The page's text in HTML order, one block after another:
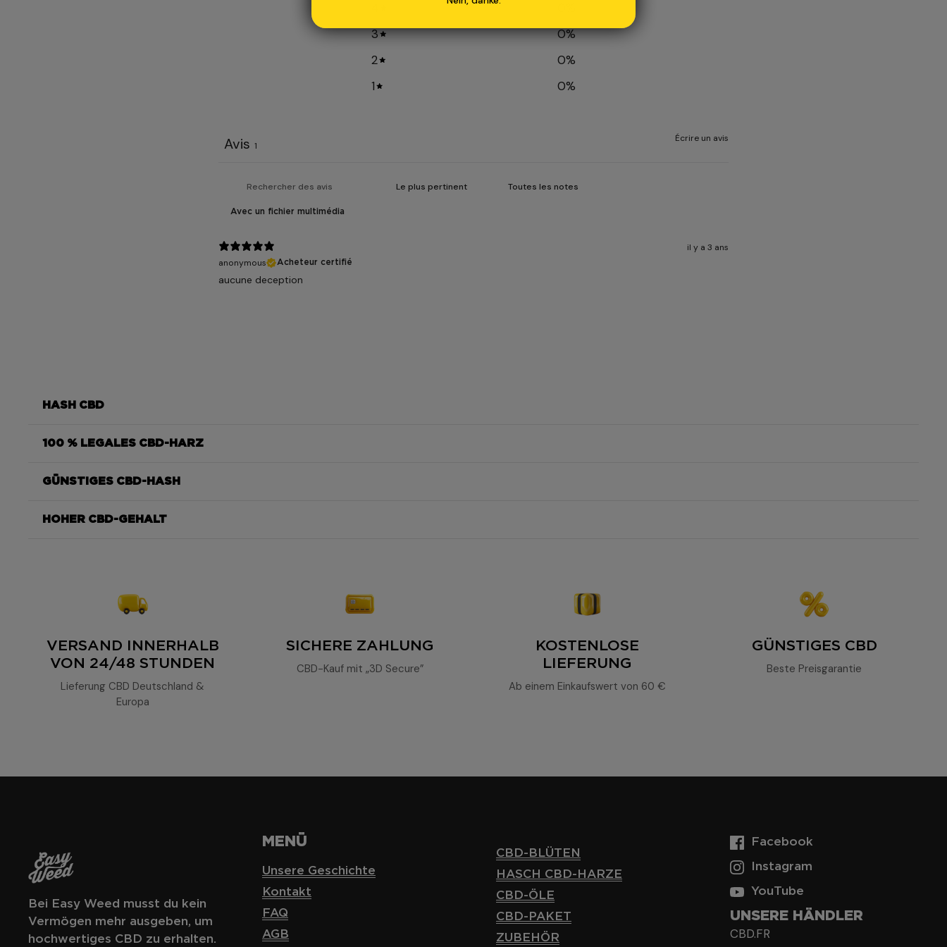
3
0%
2
0%
1
0%
Écrire un avis
Avis 1
Avec un fichier multimédia
il y a 3 ans
anonymous
Acheteur certifié
aucune deception
HASH CBD
100 % LEGALES CBD-HARZ
Le Jaune
GÜNSTIGES CBD-HASH
HOHER CBD-GEHALT
VERSAND INNERHALB
VON 24/48 STUNDEN
Lieferung CBD Deutschland &
Europa
SICHERE ZAHLUNG
CBD-Kauf mit „3D Secure”
KOSTENLOSE
LIEFERUNG
Ab einem Einkaufswert von 60 €
GÜNSTIGES CBD
Beste Preisgarantie
Bei Easy Weed musst du kein
Vermögen mehr ausgeben, um
hochwertiges CBD zu erhalten.
MENÜ
Unsere Geschichte
Kontakt
FAQ
AGB
CBD-BLÜTEN
HASCH CBD-HARZE
CBD-ÖLE
CBD-PAKET
ZUBEHÖR
Facebook
Instagram
YouTube
UNSERE HÄNDLER
CBD.FR